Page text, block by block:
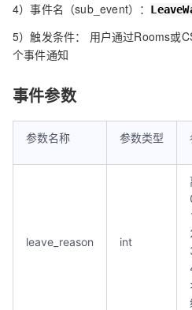
4）事件名（sub_event）：
5）触发条件： 用户通过Rooms或
个事件通知
事件参数
参数名称 参数类型
leave_reason int